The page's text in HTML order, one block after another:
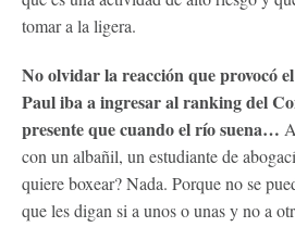
tomar a la ligera.
No olvidar la reacción que provocó
Paul iba a ingresar al ranking del
presente que cuando el río suena…
con un albañil, un estudiante de
quiere boxear? Nada. Porque no se
que les digan si a unos o unas y no a